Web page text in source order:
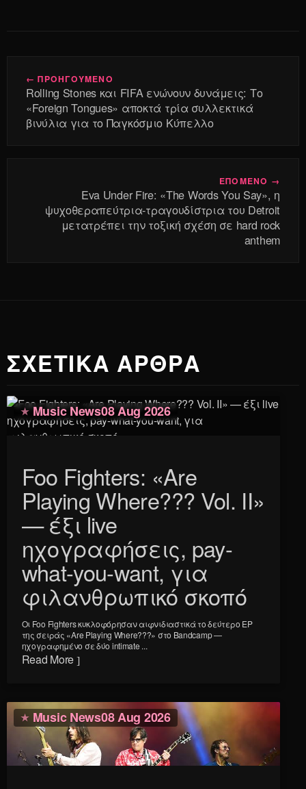
← ΠΡΟΗΓΟΥΜΕΝΟ
Rolling Stones και FIFA ενώνουν δυνάμεις: Το
«Foreign Tongues» αποκτά τρία συλλεκτικά
βινύλια για το Παγκόσμιο Κύπελλο
ΕΠΟΜΕΝΟ →
Eva Under Fire: «The Words You Say», η
ψυχοθεραπεύτρια-τραγουδίστρια του Detroit
μετατρέπει την τοξική σχέση σε hard rock
anthem
ΣΧΕΤΙΚΑ ΑΡΘΡΑ
Music News08 Aug 2026
Foo Fighters: «Are
Playing Where??? Vol. II»
— έξι live
ηχογραφήσεις, pay-
what-you-want, για
φιλανθρωπικό σκοπό
Οι Foo Fighters κυκλοφόρησαν αιφνιδιαστικά το δεύτερο EP
της σειράς «Are Playing Where???» στο Bandcamp —
ηχογραφημένο σε δύο intimate ...
Read More
Music News08 Aug 2026